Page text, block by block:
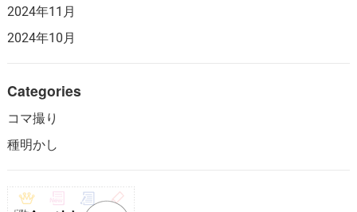
2024年11月
2024年10月
Categories
コマ撮り
種明かし